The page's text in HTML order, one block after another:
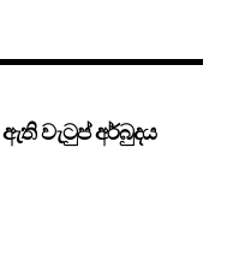
වැටුප් අර්බුදය